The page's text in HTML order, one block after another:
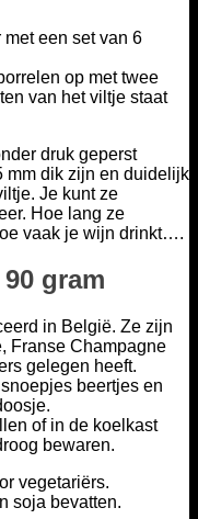
een set van 6
op met twee
van het viltje staat
druk geperst
mm dik zijn en duidelijk
Je kunt ze
Hoe lang ze
vaak je wijn drinkt….
gram
in België. Ze zijn
Franse Champagne
gelegen heeft.
beertjes en
of in de koelkast
bewaren.
vegetariërs.
soja bevatten.